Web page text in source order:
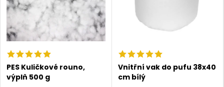
PES Kuličkové rouno,
výplň 500 g
Vnitřní vak do pufu 38x40
cm bílý